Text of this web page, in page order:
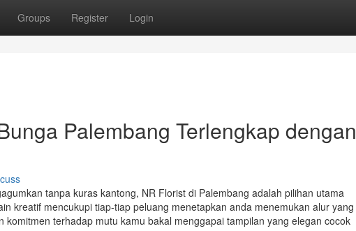
Groups Register Login
Palembang Terlengkap dengan
tanpa kuras kantong, NR Florist di Palembang adalah pilihan utama
kreatif mencukupi tiap-tiap peluang menetapkan anda menemukan alur yang
terhadap mutu kamu bakal menggapai tampilan yang elegan cocok